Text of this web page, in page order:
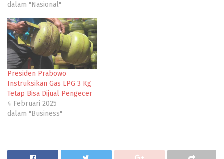
dalam "Nasional"
Presiden Prabowo
Instruksikan Gas LPG 3 Kg
Tetap Bisa Dijual Pengecer
4 Februari 2025
dalam "Business"